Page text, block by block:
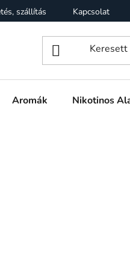
szállítás Kapcsolat
Aromák Nikotinos